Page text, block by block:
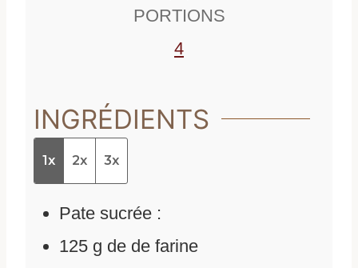
PORTIONS
4
INGRÉDIENTS
1x 2x 3x
Pate sucrée :
125 g de de farine